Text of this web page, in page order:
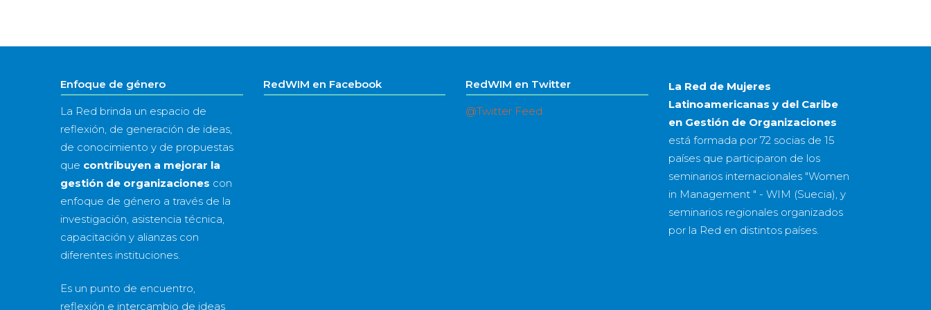
año
Enfoque de género
La Red brinda un espacio de
reflexión, de generación de ideas,
de conocimiento y de propuestas
que contribuyen a mejorar la
gestión de organizaciones con
enfoque de género a través de la
investigación, asistencia técnica,
capacitación y alianzas con
diferentes instituciones.
Es un punto de encuentro,
reflexión e intercambio de ideas
RedWIM en Facebook RedWIM en Twitter
@Twitter Feed
La Red de Mujeres
Latinoamericanas y del Caribe
en Gestión de Organizaciones
está formada por 72 sociasde 15
paísesque participaron de los
seminarios internacionales "Women
in Management " - WIM (Suecia), y
seminarios regionales organizados
por la Red en distintos países.